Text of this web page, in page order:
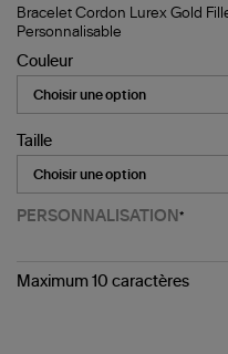
Bracelet
Cordon
Gold
Filled
Rose,
Personnalisable
Bracelet Cordon Lurex Gold
Personnalisable
Couleur
Taille
PERSONNALISATION
Maximum 10 caractères